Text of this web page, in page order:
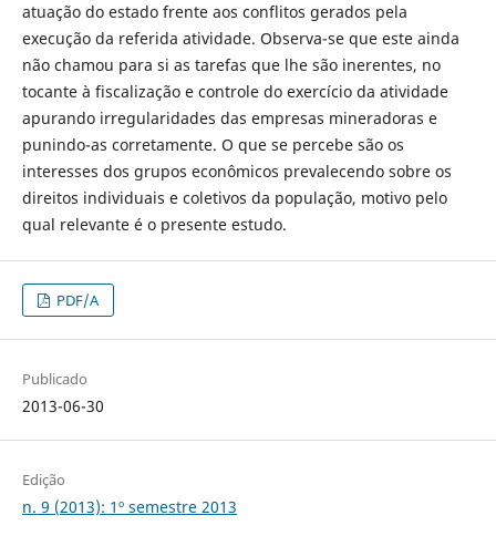
atuação do estado frente aos conflitos gerados pela
execução da referida atividade. Observa-se que este ainda
não chamou para si as tarefas que lhe são inerentes, no
tocante à fiscalização e controle do exercício da atividade
apurando irregularidades das empresas mineradoras e
punindo-as corretamente. O que se percebe são os
interesses dos grupos econômicos prevalecendo sobre os
direitos individuais e coletivos da população, motivo pelo
qual relevante é o presente estudo.
PDF/A
Publicado
2013-06-30
Edição
n. 9 (2013): 1º semestre 2013